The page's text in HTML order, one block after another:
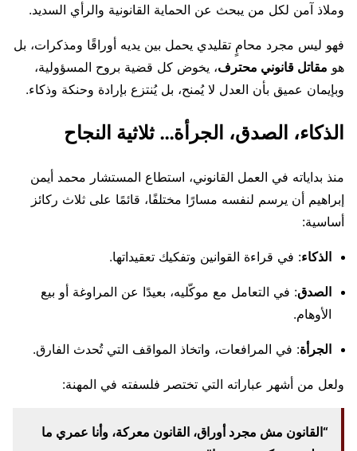
وملاذ آمن لكل من يبحث عن الحماية القانونية والرأي السديد.
فهو ليس مجرد محامٍ تقليدي يحمل بين يديه أوراقًا ومذكرات، بل
هو مقاتل قانوني محترف، يخوض كل قضية بروح المسؤولية،
وبإيمان عميق بأن العدل لا يُمنح، بل يُنتزع بإرادة وحنكة وذكاء.
الذكاء، الصدق، الجرأة… ثلاثية النجاح
منذ بداياته في العمل القانوني، استطاع المستشار محمد أيمن
إبراهيم أن يرسم لنفسه مسارًا مختلفًا، قائمًا على ثلاث ركائز
أساسية:
الذكاء: في قراءة القوانين وتفكيك تعقيداتها.
الصدق: في التعامل مع موكّليه، بعيدًا عن المراوغة أو بيع
الأوهام.
الجرأة: في المرافعات، واتخاذ المواقف التي تُحدث الفارق.
ولعل من أشهر عباراته التي تختصر فلسفته في المهنة:
“القانون مش مجرد أوراق، القانون معركة، وأنا عمري ما